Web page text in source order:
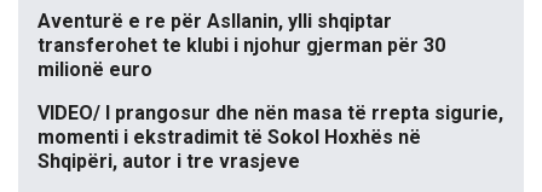
Aventurë e re për Asllanin, ylli shqiptar
transferohet te klubi i njohur gjerman për 30
milionë euro
VIDEO/ I prangosur dhe nën masa të rrepta sigurie,
momenti i ekstradimit të Sokol Hoxhës në
Shqipëri, autor i tre vrasjeve